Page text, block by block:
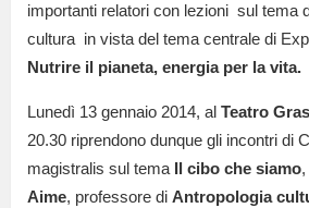
importanti relatori con lezioni sul tema
cultura in vista del tema centrale di
Nutrire il pianeta, energia per la vita.
Lunedì 13 gennaio 2014, al Teatro
20.30 riprendono dunque gli incontri di
magistralis sul tema Il cibo che siamo
Aime, professore di Antropologia